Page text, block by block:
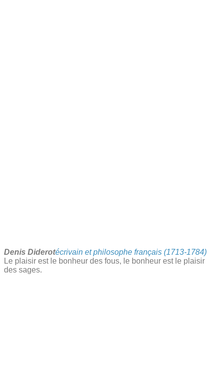
Denis Diderotécrivain et philosophe français (1713-1784)
Le plaisir est le bonheur des fous, le bonheur est le plaisir
des sages.